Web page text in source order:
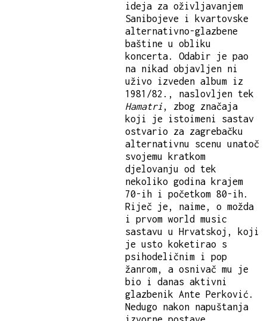
ideja za oživljavanjem
Sanibojeve i kvartovske
alternativno-glazbene
baštine u obliku
koncerta. Odabir je pao
na nikad objavljen ni
uživo izveden album iz
1981/82., naslovljen tek
Hamatri , zbog značaja
koji je istoimeni sastav
ostvario za zagrebačku
alternativnu scenu unatoč
svojemu kratkom
djelovanju od tek
nekoliko godina krajem
70-ih i početkom 80-ih.
Riječ je, naime, o možda
i prvom world music
sastavu u Hrvatskoj, koji
je usto koketirao s
psihodeličnim i pop
žanrom, a osnivač mu je
bio i danas aktivni
glazbenik Ante Perković.
Nedugo nakon napuštanja